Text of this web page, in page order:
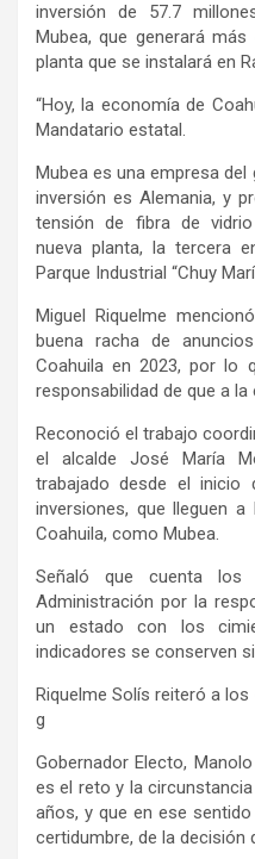
inversión de 57.7
Mubea, que generará
planta que se instalará en
“Hoy, la economía de
Mandatario estatal.
Mubea es una empresa
inversión es Alemania, y
tensión de fibra de
nueva planta, la tercera
Parque Industrial “Chuy
Miguel Riquelme
buena racha de
Coahuila en 2023, por lo
responsabilidad de que a
Reconoció el trabajo
el alcalde José María
trabajado desde el inicio
inversiones, que lleguen
Coahuila, como Mubea.
Señaló que cuenta
Administración por la
un estado con los
indicadores se conserven
Riquelme Solís reiteró a
g
Gobernador Electo,
es el reto y la
años, y que en ese
certidumbre, de la decisión